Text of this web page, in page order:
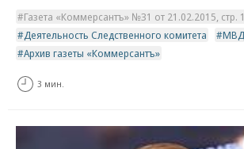
Газета «Коммерсантъ» №31 от 21.02.2015, стр. 1
Деятельность Следственного комитета
МВД
Архив газеты «Коммерсантъ»
3 мин.